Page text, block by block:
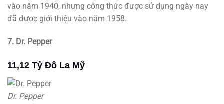
vào năm 1940, nhưng công thức được sử dụng ngày nay
đã được giới thiệu vào năm 1958.
7. Dr. Pepper
11,12 Tỷ Đô La Mỹ
Dr. Pepper